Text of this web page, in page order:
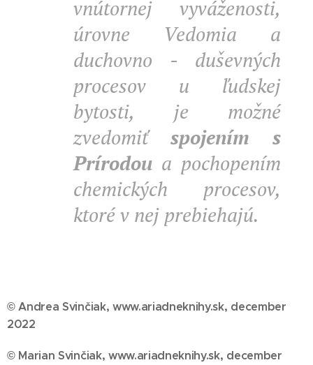
vnútornej vyváženosti,
úrovne Vedomia a
duchovno - duševných
procesov u ľudskej
bytosti, je možné
zvedomiť spojením s
Prírodou a pochopením
chemických procesov,
ktoré v nej prebiehajú.
© Andrea Svinčiak, www.ariadneknihy.sk, december
2022
© Marian Svinčiak, www.ariadneknihy.sk, december